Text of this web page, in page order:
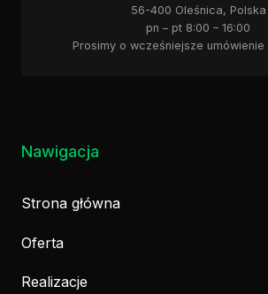
56-400 Oleśnica, Polska
pn – pt 8:00 – 16:00
Prosimy o wcześniejsze umówienie
Nawigacja
Strona główna
Oferta
Realizacje